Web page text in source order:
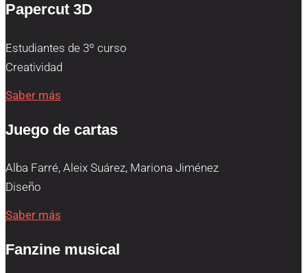
Papercut 3D
Estudiantes de 3º curso
Creatividad
Saber más
Juego de cartas
Alba Farré, Aleix Suárez, Mariona Jiménez
Diseño
Saber más
Fanzine musical